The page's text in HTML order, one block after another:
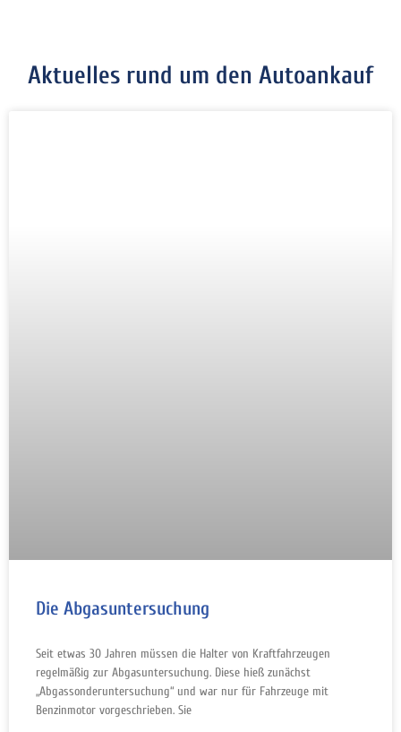
Aktuelles rund um den Autoankauf
Die Abgasuntersuchung
Seit etwas 30 Jahren müssen die Halter von Kraftfahrzeugen
regelmäßig zur Abgasuntersuchung. Diese hieß zunächst
„Abgassonderuntersuchung“ und war nur für Fahrzeuge mit
Benzinmotor vorgeschrieben. Sie